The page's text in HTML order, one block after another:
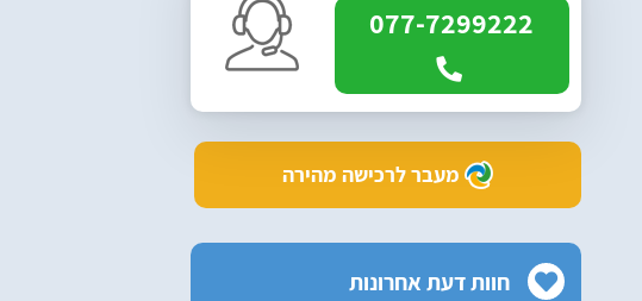
077-7299222
מעבר לרכישה מהירה
חוות דעת אחרונות